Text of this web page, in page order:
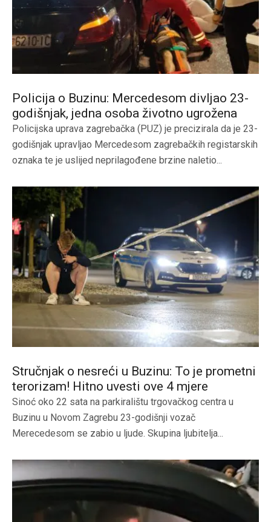
Policija o Buzinu: Mercedesom divljao 23-
godišnjak, jedna osoba životno ugrožena
Policijska uprava zagrebačka (PUZ) je precizirala da je 23-
godišnjak upravljao Mercedesom zagrebačkih registarskih
oznaka te je uslijed neprilagođene brzine naletio...
Stručnjak o nesreći u Buzinu: To je prometni
terorizam! Hitno uvesti ove 4 mjere
Sinoć oko 22 sata na parkiralištu trgovačkog centra u
Buzinu u Novom Zagrebu 23-godišnji vozač
Merecedesom se zabio u ljude. Skupina ljubitelja...